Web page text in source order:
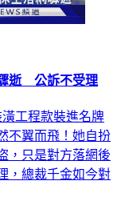
逝 公訴不受理
工程款裝進名牌
不翼而飛！她自扮
，只是對方落網後
，總裁千金如今對